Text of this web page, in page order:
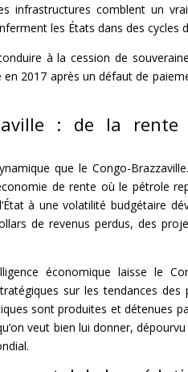
infrastructures comblent un
les États dans des cycles
à la cession de
2017 après un défaut de
: de la
que le Congo-
de rente où le pétrole
à une volatilité budgétaire
de revenus perdus, des
économique laisse le
sur les tendances des
sont produites et détenues
veut bien lui donner,